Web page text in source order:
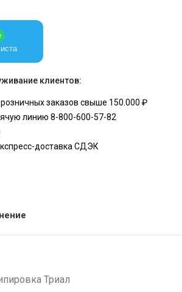
клиентов:
заказов свыше 150.000 ₽
линию 8-800-600-57-82
доставка СДЭК
Триал